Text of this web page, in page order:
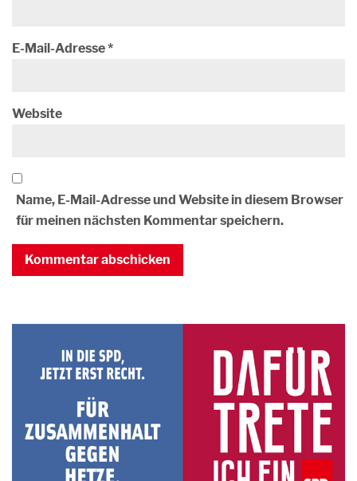
E-Mail-Adresse*
Website
Name, E-Mail-Adresse und Website in diesem Browser
für meinen nächsten Kommentar speichern.